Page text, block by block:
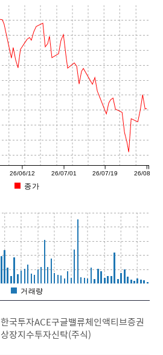
26/06/12 26/07/01 26/07/19 26/08/07
종가
거래량
한국투자ACE구글밸류체인액티브증권
상장지수투자신탁(주식)